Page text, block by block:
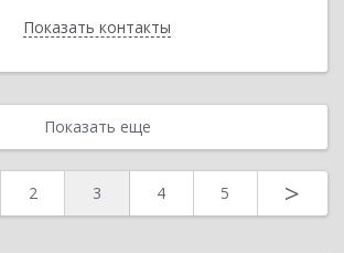
Показать контакты
Назад
Показать еще
2 3 4 5 >